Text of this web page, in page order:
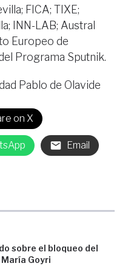
sobre el bloqueo del
Goyri
FICA; TIXE;
INN-LAB; Austral
Europeo de
Programa Sputnik.
Pablo de Olavide
on X
Email